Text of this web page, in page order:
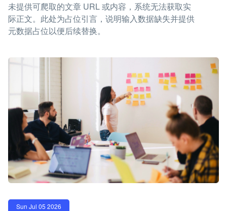
未提供可爬取的文章 URL 或内容，系统无法获取实
际正文。此处为占位引言，说明输入数据缺失并提供
元数据占位以便后续替换。
Sun Jul 05 2026